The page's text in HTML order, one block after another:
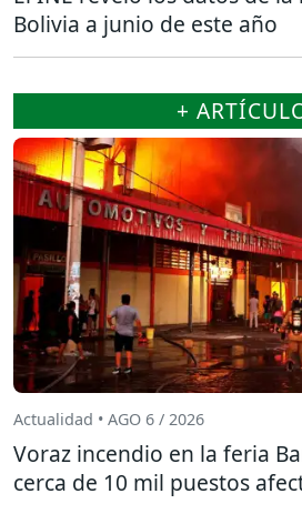
Bolivia a junio de este año
+
Actualidad • AGO 6 / 2026
Voraz incendio en la feria
cerca de 10 mil puestos